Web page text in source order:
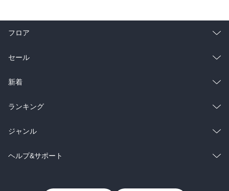
フロア
総合
ラノベ
雑誌・グラビア
BL・TL
セール
総合
ラノベ
雑誌・グラビア
BL・TL
新着
総合
ラノベ
雑誌・グラビア
ランキング
総合
ラノベ
ジャンル
コミック
ヘルプ&サポート